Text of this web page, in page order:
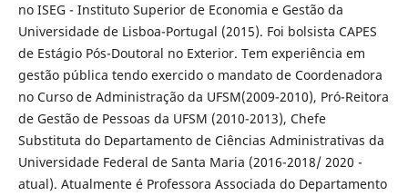
no ISEG - Instituto Superior de Economia e Gestão da
Universidade de Lisboa-Portugal (2015). Foi bolsista CAPES
de Estágio Pós-Doutoral no Exterior. Tem experiência em
gestão pública tendo exercido o mandato de Coordenadora
no Curso de Administração da UFSM(2009-2010), Pró-Reitora
de Gestão de Pessoas da UFSM (2010-2013), Chefe
Substituta do Departamento de Ciências Administrativas da
Universidade Federal de Santa Maria (2016-2018/ 2020 -
atual). Atualmente é Professora Associada do Departamento